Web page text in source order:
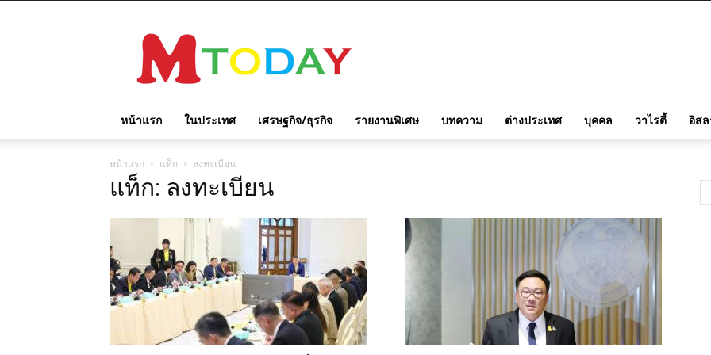
TODAY
หน้าแรก ในประเทศ เศรษฐกิจ/ธุรกิจ รายงานพิเศษ บทความ ต่างประเทศ บุคคล วาไรตี้ อิส
หน้าแรก แท็ก ลงทะเบียน
แท็ก: ลงทะเบียน